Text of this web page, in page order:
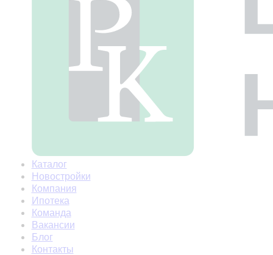
Каталог
Новостройки
Компания
Ипотека
Команда
Вакансии
Блог
Контакты